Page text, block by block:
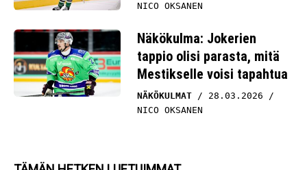
NICO OKSANEN
Näkökulma: Jokerien
tappio olisi parasta, mitä
Mestikselle voisi tapahtua
NÄKÖKULMAT
28.03.2026
NICO OKSANEN